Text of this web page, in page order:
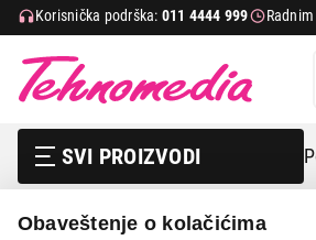
Obaveštenje o kolačićima
Korisnička podrška: 011 4444 999
SVI PROIZVODI
It & gaming Elektro zaštita i